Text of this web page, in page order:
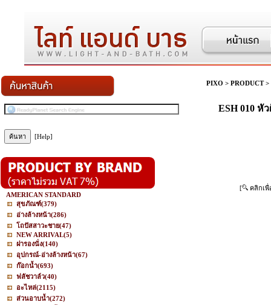
[Help]
AMERICAN STANDARD
สุขภัณฑ์(379)
อ่างล้างหน้า(286)
โถปัสสาวะชาย(47)
NEW ARRIVAL(5)
ฝารองนั่ง(140)
อุปกรณ์-อ่างล้างหน้า(67)
ก๊อกน้ำ(693)
ฟลัชวาล์ว(40)
อะไหล่(2115)
ส่วนอาบน้ำ(272)
PIXO > PRODUCT>
ESH 010
[ คลิกเพื่